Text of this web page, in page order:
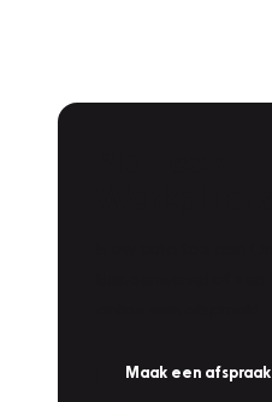
Maak een afspraak